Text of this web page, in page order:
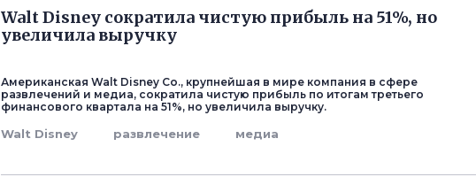
Walt Disney сократила чистую прибыль на 51%, но
увеличила выручку
Американская Walt Disney Co., крупнейшая в мире компания в сфере
развлечений и медиа, сократила чистую прибыль по итогам третьего
финансового квартала на 51%, но увеличила выручку.
Walt Disney развлечение медиа